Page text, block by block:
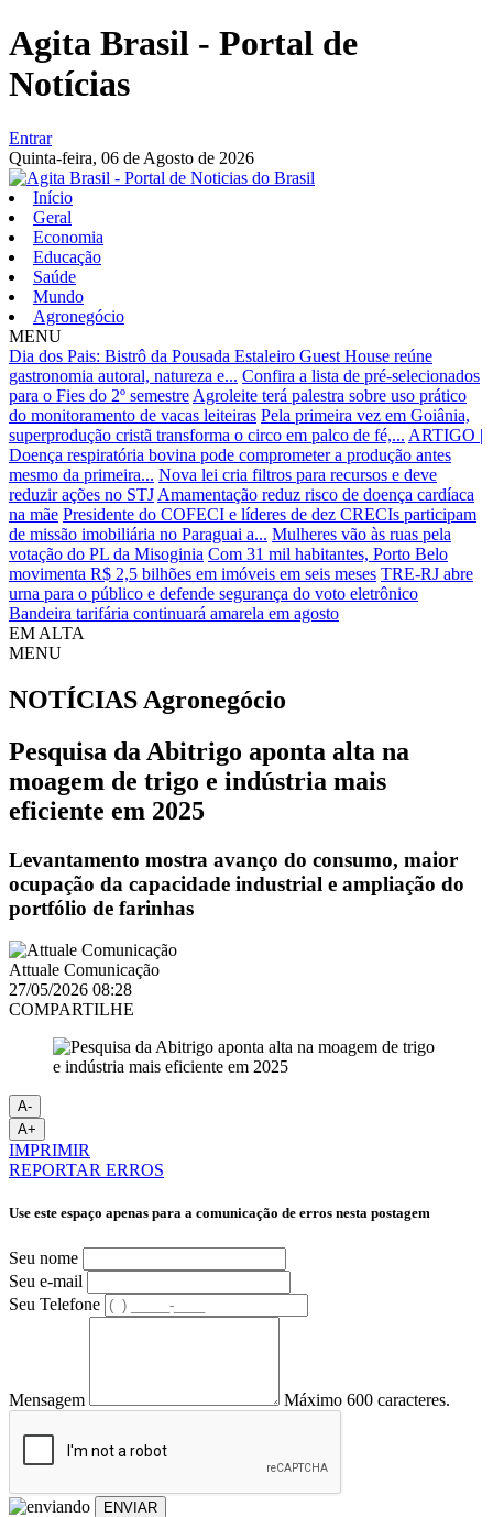
Agita Brasil - Portal de
Notícias
Entrar
Quinta-feira, 06 de Agosto de 2026
Início
Geral
Economia
Educação
Saúde
Mundo
Agronegócio
MENU
Dia dos Pais: Bistrô da Pousada Estaleiro Guest House reúne
gastronomia autoral, natureza e... Confira a lista de pré-selecionados
para o Fies do 2º semestre Agroleite terá palestra sobre uso prático
do monitoramento de vacas leiteiras Pela primeira vez em Goiânia,
superprodução cristã transforma o circo em palco de fé,... ARTIGO |
Doença respiratória bovina pode comprometer a produção antes
mesmo da primeira... Nova lei cria filtros para recursos e deve
reduzir ações no STJ Amamentação reduz risco de doença cardíaca
na mãe Presidente do COFECI e líderes de dez CRECIs participam
de missão imobiliária no Paraguai a... Mulheres vão às ruas pela
votação do PL da Misoginia Com 31 mil habitantes, Porto Belo
movimenta R$ 2,5 bilhões em imóveis em seis meses TRE-RJ abre
urna para o público e defende segurança do voto eletrônico
Bandeira tarifária continuará amarela em agosto
EM ALTA
MENU
NOTÍCIAS Agronegócio
Pesquisa da Abitrigo aponta alta na
moagem de trigo e indústria mais
eficiente em 2025
Levantamento mostra avanço do consumo, maior
ocupação da capacidade industrial e ampliação do
portfólio de farinhas
Attuale Comunicação
27/05/2026 08:28
COMPARTILHE
A-
A+
IMPRIMIR
REPORTAR ERROS
Use este espaço apenas para a comunicação de erros nesta postagem
Seu nome
Seu e-mail
Seu Telefone
Mensagem Máximo 600 caracteres.
ENVIAR